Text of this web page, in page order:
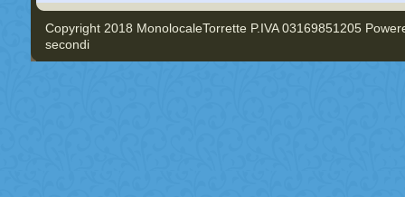
Copyright 2018 MonolocaleTorrette P.IVA 03169851205
secondi